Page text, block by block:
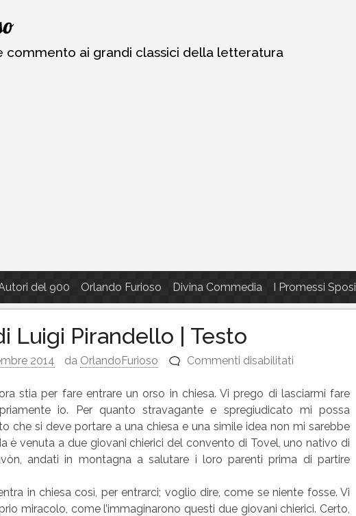
commento ai grandi classici della letteratura
del 900 Orlando Furioso Divina Commedia I Promessi Sposi
Luigi Pirandello | Testo
2014 da OrlandoFurioso Commenti disabilitatisu
PROVA
di
Luigi
Pirandello
|
stia per fare entrare un orso in chiesa. Vi prego di lasciarmi fare
io. Per quanto stravagante e spregiudicato mi possa
che si deve portare a una chiesa e una simile idea non mi sarebbe
è venuta a due giovani chierici del convento di Tovel, uno nativo di
andati in montagna a salutare i loro parenti prima di partire
in chiesa così, per entrarci; voglio dire, come se niente fosse. Vi
miracolo, come l’immaginarono questi due giovani chierici. Certo,